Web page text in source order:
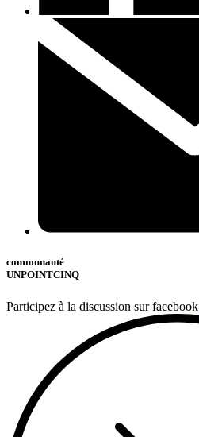
communauté
UNPOINTCINQ
Participez à la discussion sur facebook